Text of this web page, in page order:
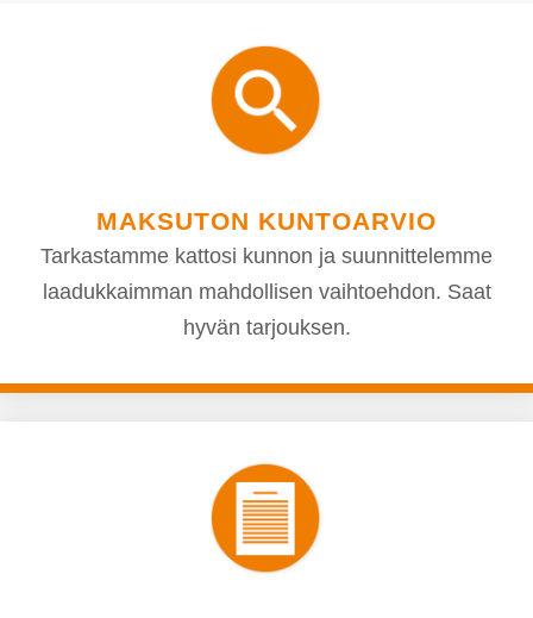
MAKSUTON KUNTOARVIO
Tarkastamme kattosi kunnon ja suunnittelemme
laadukkaimman mahdollisen vaihtoehdon. Saat
hyvän tarjouksen.